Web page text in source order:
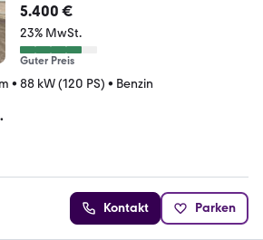
5.400 €
23% MwSt.
Guter Preis
• 88 kW (120 PS) • Benzin
Kontakt Parken